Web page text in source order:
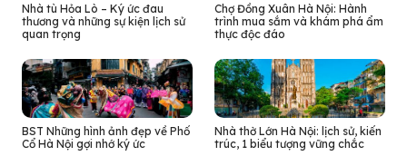
Nhà tù Hỏa Lò – Ký ức đau
thương và những sự kiện lịch sử
quan trọng
Chợ Đồng Xuân Hà Nội: Hành
trình mua sắm và khám phá ẩm
thực độc đáo
BST Những hình ảnh đẹp về Phố
Cổ Hà Nội gợi nhớ ký ức
Nhà thờ Lớn Hà Nội: lịch sử, kiến
trúc, 1 biểu tượng vững chắc